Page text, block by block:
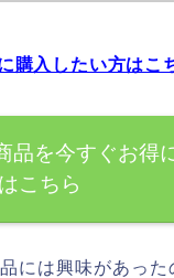
購入したい方はこ
品を今すぐお得
こちら
には興味があっ